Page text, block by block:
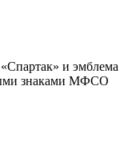
и эмблема
знаками МФСО